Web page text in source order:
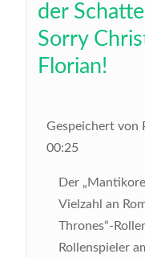
der
Sorry
Florian!
Gespeichert von
00:25
Der
Vielzahl an
Thrones“-
Rollenspieler